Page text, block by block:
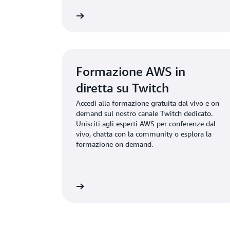
Formazione AWS in
diretta su Twitch
Accedi alla formazione gratuita dal vivo e on
demand sul nostro canale Twitch dedicato.
Unisciti agli esperti AWS per conferenze dal
vivo, chatta con la community o esplora la
formazione on demand.